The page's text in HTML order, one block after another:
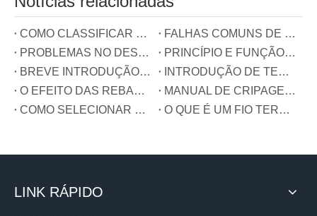
COMO CLASSIFICAR BLOCOS TERMINAIS
FALHAS COMUNS DE TERMINAIS
PROBLEMAS NO DESENVOLVIMENTO DA INDÚSTRIA DE TERMINAIS NA CHINA
PRINCÍPIO E FUNÇÃO DOS TRÊS FIOS CONECTADOS AO CONECTOR DE COMPENSAÇÃO DE POTÊNCIA REATIVA
BREVE INTRODUÇÃO DE TERMINAIS DE TRILHO GUIA
INTRODUÇÃO DE TERMINAIS DE MOLA
O EFEITO DAS REBARAS NOS TERMINAIS
MANUAL DE CRIPAGEM DE TERMINAIS
COMO SELECIONAR O TIPO DE TERMINAL?
O QUE É UM FIO TERRA?
LINK RÁPIDO